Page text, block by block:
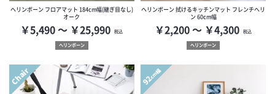
ヘリンボーン フロアマット 184cm幅(継ぎ目なし)
オーク
￥5,490 ～ ￥25,990 税込
ヘリンボーン
ヘリンボーン 拭けるキッチンマット フレンチへリ
ン 60cm幅
￥2,200 ～ ￥4,300 税込
ヘリンボーン
Chair 92cm幅